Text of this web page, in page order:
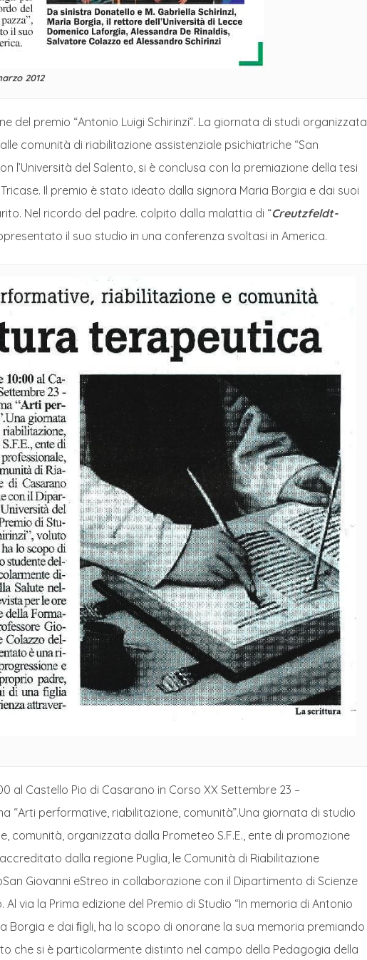
2012
del premio “Antonio Luigi Schirinzi”. La giornata di studi organizzata
comunità di riabilitazione assistenziale psichiatriche “San
l’Università del Salento, si è conclusa con la premiazione della tesi
Il premio è stato ideato dalla signora Maria Borgia e dai suoi
Nel ricordo del padre. colpito dalla malattia di “Creutzfeldt-
il suo studio in una conferenza svoltasi in America.
al Castello Pio di Casarano in Corso XX Settembre 23 –
“Arti performative, riabilitazione, comunità”.Una giornata di studio
comunità, organizzata dalla Prometeo S.F.E., ente di promozione
dalla regione Puglia, le Comunità di Riabilitazione
Giovanni eStreo in collaborazione con il Dipartimento di Scienze
Al via la Prima edizione del Premio di Studio “In memoria di Antonio
Borgia e dai ﬁgli, ha lo scopo di onorane la sua memoria premiando
che si è particolarmente distinto nel campo della Pedagogia della